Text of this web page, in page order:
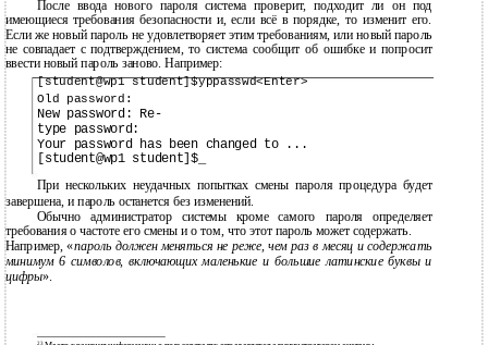
После ввода нового пароля система проверит, подходит ли он под
имеющиеся требования безопасности и, если всё в порядке, то изменит его.
Если же новый пароль не удовлетворяет этим требованиям, или новый пароль
не совпадает с подтверждением, то система сообщит об ошибке и попросит
ввести новый пароль заново. Например:
[student@wp1 student]$yppasswd<Enter>
Old password:
New password: Re-
type password:
Your password has been changed to ...
[student@wp1 student]$_
При нескольких неудачных попытках смены пароля процедура будет
завершена, и пароль останется без изменений.
Обычно администратор системы кроме самого пароля определяет
требования о частоте его смены и о том, что этот пароль может содержать.
Например, «пароль должен меняться не реже, чем раз в месяц и содержать
минимум 6 символов, включающих маленькие и большие латинские буквы и
цифры».
23